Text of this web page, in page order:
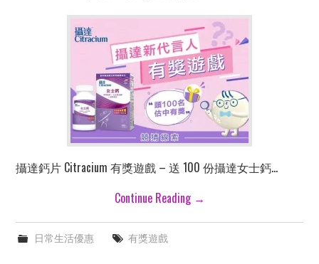
攝達鈣片 Citracium 有獎遊戲 – 送 100 份攝達女士鈣…
Continue Reading →
日常生活優惠 有獎遊戲